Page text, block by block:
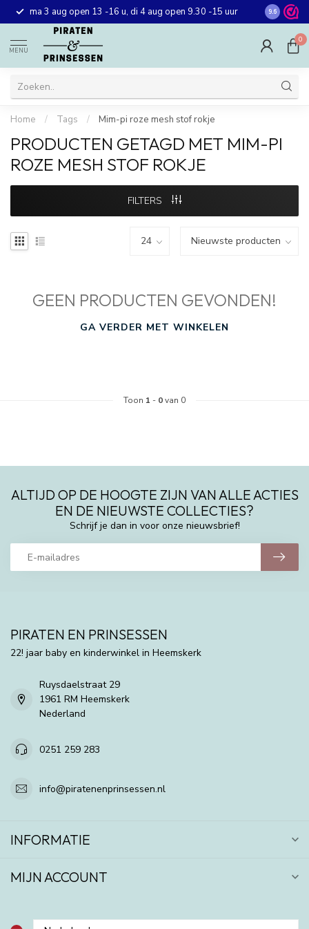
ma 3 aug open 13 -16 u, di 4 aug open 9.30 -15 uur Gratis
winkel in
9.6
MENU
0
Home / Tags / Mim-pi roze mesh stof rokje
PRODUCTEN GETAGD MET MIM-PI
ROZE MESH STOF ROKJE
FILTERS
GEEN PRODUCTEN GEVONDEN!
GA VERDER MET WINKELEN
Toon 1 - 0van 0
ALTIJD OP DE HOOGTE ZIJN VAN ALLE ACTIES
EN DE NIEUWSTE COLLECTIES?
Schrijf je dan in voor onze nieuwsbrief!
PIRATEN EN PRINSESSEN
22! jaar baby en kinderwinkel in Heemskerk
Ruysdaelstraat 29
1961 RM Heemskerk
Nederland
0251 259 283
info@piratenenprinsessen.nl
INFORMATIE
MIJN ACCOUNT